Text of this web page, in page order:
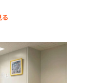
能で、室内にはインター
心してご利用いただけま
る会議室が3室と応接室、
オレンジで統一されたフ
る